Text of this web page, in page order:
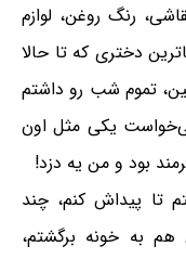
رنگ روغن، لوازم
دختری که تا حالا
تموم شب رو داشتم
یکی مثل اون
بود و من یه دزد!
تا پیداش کنم، چند
به خونه برگشتم،